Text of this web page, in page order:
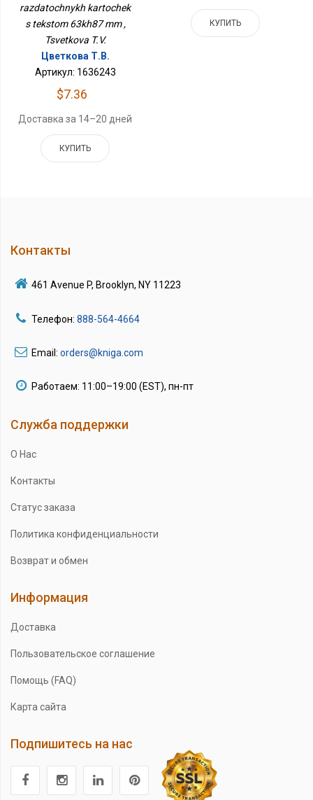
razdatochnykh kartochek
s tekstom 63kh87 mm ,
Tsvetkova T.V.
Цветкова Т.В.
Артикул: 1636243
$7.36
Доставка за 14–20 дней
КУПИТЬ
КУПИТЬ
Контакты
461 Avenue P, Brooklyn, NY 11223
Телефон: 888-564-4664
Email: orders@kniga.com
Работаем: 11:00–19:00 (EST), пн-пт
Служба поддержки
О Нас
Контакты
Статус заказа
Политика конфиденциальности
Возврат и обмен
Информация
Доставка
Пользовательское соглашение
Помощь (FAQ)
Карта сайта
Подпишитесь на нас